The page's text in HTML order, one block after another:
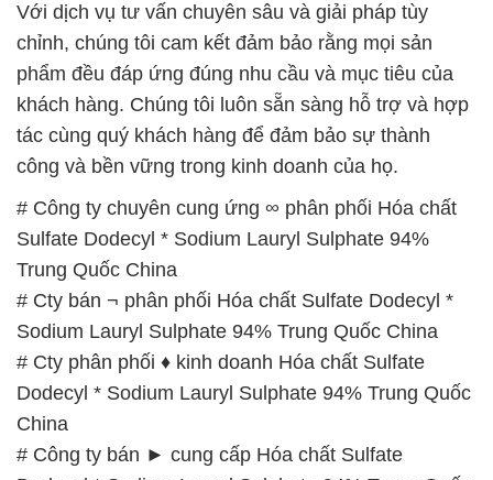
# Cty bán ¬ phân phối Hóa chất Sulfate Dodecyl *
Sodium Lauryl Sulphate 94% Trung Quốc China
# Cty phân phối ♦ kinh doanh Hóa chất Sulfate
Dodecyl * Sodium Lauryl Sulphate 94% Trung Quốc
China
# Công ty bán ► cung cấp Hóa chất Sulfate
Dodecyl * Sodium Lauryl Sulphate 94% Trung Quốc
China
# Đơn vị chuyên cung cấp ○ phân phối Hóa chất
Sulfate Dodecyl * Sodium Lauryl Sulphate 94%
Trung Quốc China
# Địa chỉ chuyên phân phối ƒ cung cấp Hóa chất
Sulfate Dodecyl * Sodium Lauryl Sulphate 94%
Trung Quốc China
# Đơn vị phân phối / kinh doanh Hóa chất Sulfate